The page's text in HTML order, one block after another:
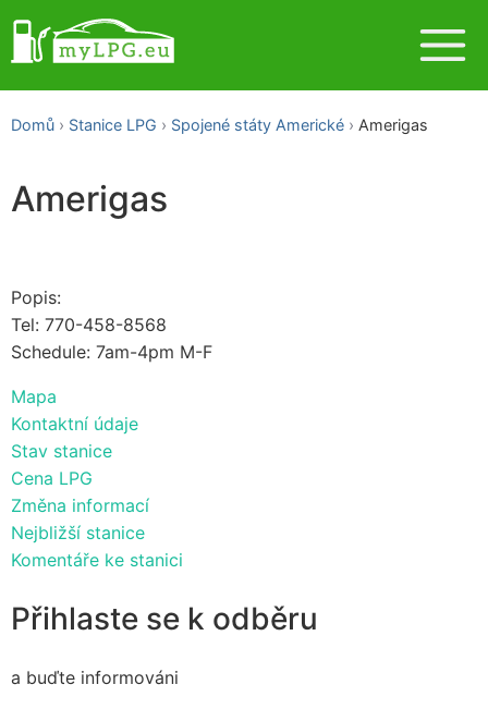
Domů Stanice LPG Spojené státy Americké Amerigas
Amerigas
Popis:
Tel: 770-458-8568
Schedule: 7am-4pm M-F
Mapa
Kontaktní údaje
Stav stanice
Cena LPG
Změna informací
Nejbližší stanice
Komentáře ke stanici
Přihlaste se k odběru
a buďte informováni